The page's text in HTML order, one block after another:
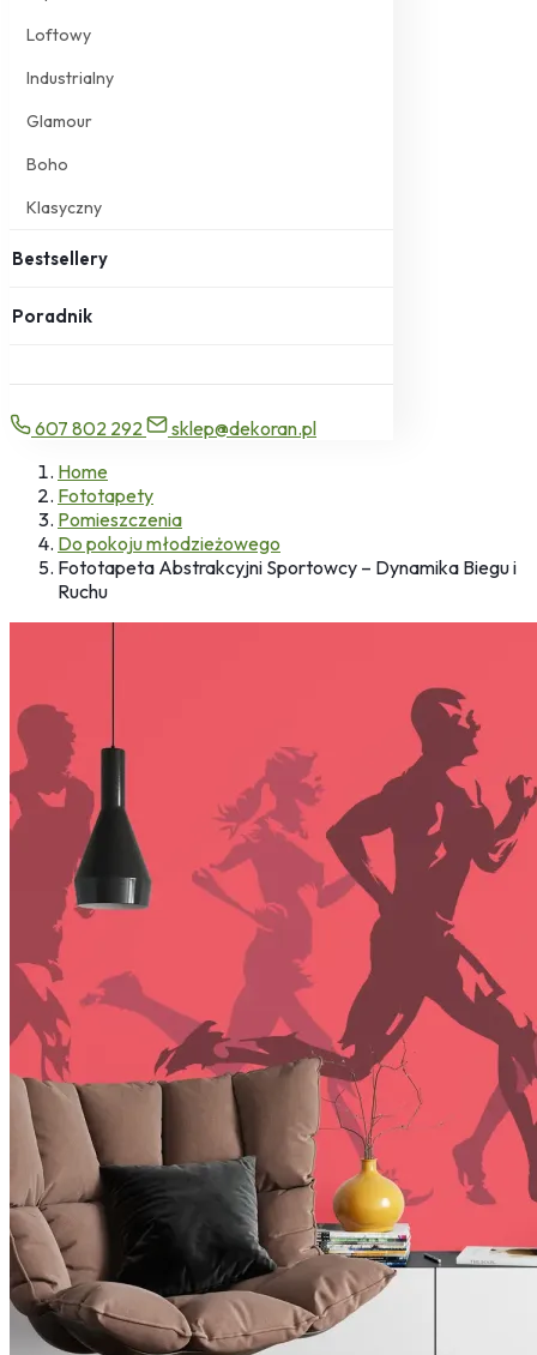
Loftowy
Industrialny
Glamour
Boho
Klasyczny
Bestsellery
Poradnik
607 802 292
sklep@dekoran.pl
Home
Fototapety
Pomieszczenia
Do pokoju młodzieżowego
Fototapeta Abstrakcyjni Sportowcy – Dynamika Biegu i
Ruchu